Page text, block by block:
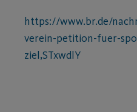
https://www.br.de/
verein-petition-fuer-
ziel,STxwdlY